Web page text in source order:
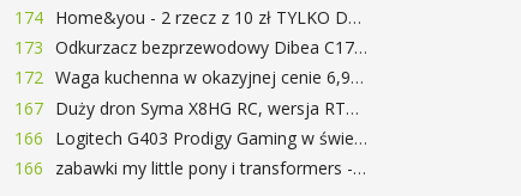
174
Home&you - 2 rzecz z 10 zł TYLKO DZISIAJ
173
Odkurzacz bezprzewodowy Dibea C17 za 77.99$ (~290zł)
172
Waga kuchenna w okazyjnej cenie 6,99$
167
Duży dron Syma X8HG RC, wersja RTF, kamera 8MP za 62$ (~233zł) - TomTop
166
Logitech G403 Prodigy Gaming w świetnej cenie 169 zł
166
zabawki my little pony i transformers -50%!